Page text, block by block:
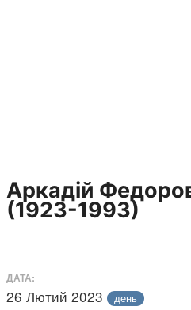
Аркадій
(1923-1993)
ДАТА:
26 Лютий 2023 день